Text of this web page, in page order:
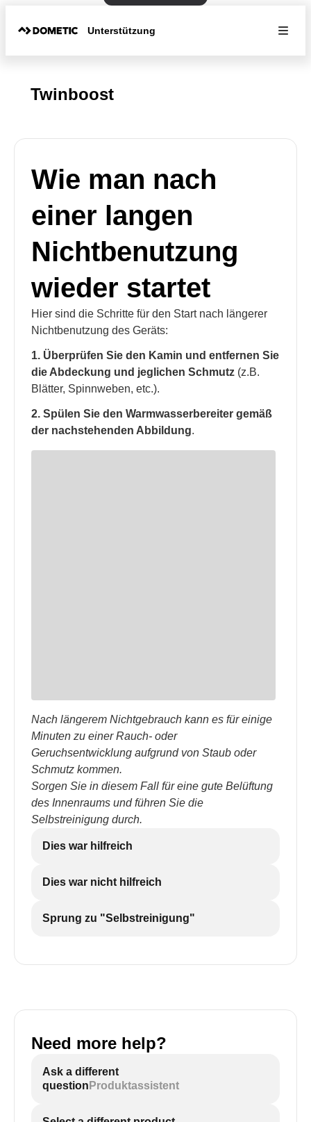
Unterstützung
Twinboost
Wie man nach
einer langen
Nichtbenutzung
wieder startet
Hier sind die Schritte für den Start nach längerer
Nichtbenutzung des Geräts:
1. Überprüfen Sie den Kamin und entfernen Sie
die Abdeckung und jeglichen Schmutz (z.B.
Blätter, Spinnweben, etc.).
2. Spülen Sie den Warmwasserbereiter gemäß
der nachstehenden Abbildung.
Nach längerem Nichtgebrauch kann es für einige
Minuten zu einer Rauch- oder
Geruchsentwicklung aufgrund von Staub oder
Schmutz kommen.
Sorgen Sie in diesem Fall für eine gute Belüftung
des Innenraums und führen Sie die
Selbstreinigung durch.
Dies war hilfreich
Dies war nicht hilfreich
Sprung zu "Selbstreinigung"
Need more help?
Ask a different
question Produktassistent